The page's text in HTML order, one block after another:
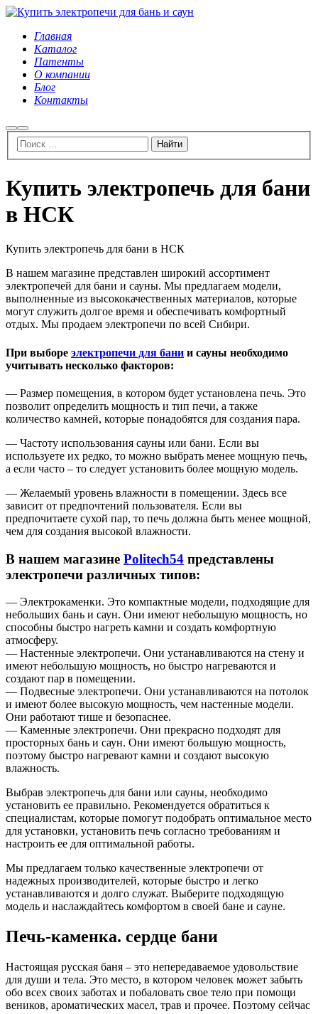
Главная
Каталог
Патенты
О компании
Блог
Контакты
НайтиГлавное
меню
Купить электропечь для бани
в НСК
Купить электропечь для бани в НСК
В нашем магазине представлен широкий ассортимент
электропечей для бани и сауны. Мы предлагаем модели,
выполненные из высококачественных материалов, которые
могут служить долгое время и обеспечивать комфортный
отдых. Мы продаем электропечи по всей Сибири.
При выборе электропечи для бани и сауны необходимо
учитывать несколько факторов:
— Размер помещения, в котором будет установлена печь. Это
позволит определить мощность и тип печи, а также
количество камней, которые понадобятся для создания пара.
— Частоту использования сауны или бани. Если вы
используете их редко, то можно выбрать менее мощную печь,
а если часто – то следует установить более мощную модель.
— Желаемый уровень влажности в помещении. Здесь все
зависит от предпочтений пользователя. Если вы
предпочитаете сухой пар, то печь должна быть менее мощной,
чем для создания высокой влажности.
В нашем магазине Politech54 представлены
электропечи различных типов:
— Электрокаменки. Это компактные модели, подходящие для
небольших бань и саун. Они имеют небольшую мощность, но
способны быстро нагреть камни и создать комфортную
атмосферу.
— Настенные электропечи. Они устанавливаются на стену и
имеют небольшую мощность, но быстро нагреваются и
создают пар в помещении.
— Подвесные электропечи. Они устанавливаются на потолок
и имеют более высокую мощность, чем настенные модели.
Они работают тише и безопаснее.
— Каменные электропечи. Они прекрасно подходят для
просторных бань и саун. Они имеют большую мощность,
поэтому быстро нагревают камни и создают высокую
влажность.
Выбрав электропечь для бани или сауны, необходимо
установить ее правильно. Рекомендуется обратиться к
специалистам, которые помогут подобрать оптимальное место
для установки, установить печь согласно требованиям и
настроить ее для оптимальной работы.
Мы предлагаем только качественные электропечи от
надежных производителей, которые быстро и легко
устанавливаются и долго служат. Выберите подходящую
модель и наслаждайтесь комфортом в своей бане и сауне.
Печь-каменка. сердце бани
Настоящая русская баня – это непередаваемое удовольствие
для души и тела. Это место, в котором человек может забыть
обо всех своих заботах и побаловать свое тело при помощи
веников, ароматических масел, трав и прочее. Поэтому сейчас